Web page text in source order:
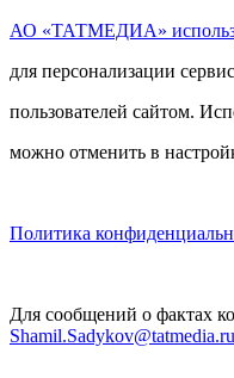
АО «ТАТМЕДИА»
для персонализации
пользователей сайтом.
можно отменить в
Политика
Для сообщений о фактах
Shamil.Sadykov@tatmedia.ru